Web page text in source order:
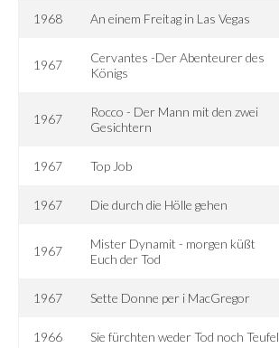
1968 An einem Freitag in Las Vegas
1967
Cervantes -Der Abenteurer des
Königs
1967
Rocco - Der Mann mit den zwei
Gesichtern
1967 Top Job
1967 Die durch die Hölle gehen
1967
Mister Dynamit - morgen küßt
Euch der Tod
1967 Sette Donne per i MacGregor
1966 Sie fürchten weder Tod noch Teufel